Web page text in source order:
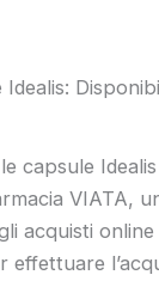
capsule
VIATA,
acquisti
effettuare